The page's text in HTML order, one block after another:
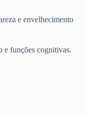
e envelhecimento
e funções cognitivas.